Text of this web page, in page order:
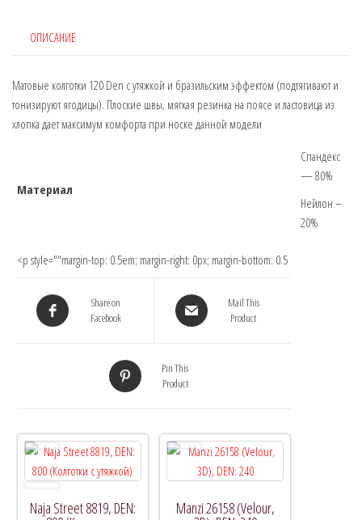
ОПИСАНИЕ
Матовые колготки 120 Den с утяжкой и бразильским эффектом (подтягивают и
тонизируют ягодицы). Плоские швы, мягкая резинка на поясе и ластовица из
хлопка дает максимум комфорта при носке данной модели
Материал
Спандекс
— 80%
Нейлон –
20%
<p style=""margin-top: 0.5em; margin-right: 0px; margin-bottom: 0.5
Share on
Facebook
Mail This
Product
Pin This
Product
Naja Street 8819, DEN: Manzi 26158 (Velour,